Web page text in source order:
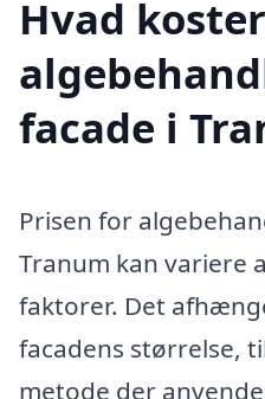
Hvad koster
facade i
Prisen for
Tranum kan variere
faktorer. Det
facadens størrelse,
metode der